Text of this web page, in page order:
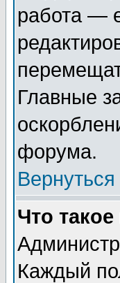
работа —
Главные
форума.
Что
Каждый